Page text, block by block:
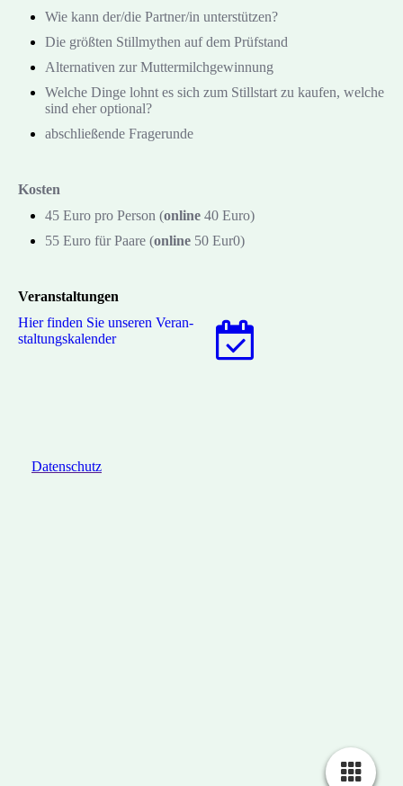
Wie kann der/die Partner/in unterstützen?
Die größten Stillmythen auf dem Prüfstand
Alternativen zur Muttermilchgewinnung
Welche Dinge lohnt es sich zum Stillstart zu kaufen, welche
sind eher optional?
abschließende Fragerunde
Kosten
45 Euro pro Person (online 40 Euro)
55 Euro für Paare (online 50 Eur0)
Veranstaltungen
Hier finden Sie unseren Ver­an­
stal­tungs­ka­len­der
Datenschutz